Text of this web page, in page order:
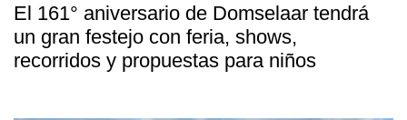
El 161° aniversario de Domselaar tendrá
un gran festejo con feria, shows,
recorridos y propuestas para niños